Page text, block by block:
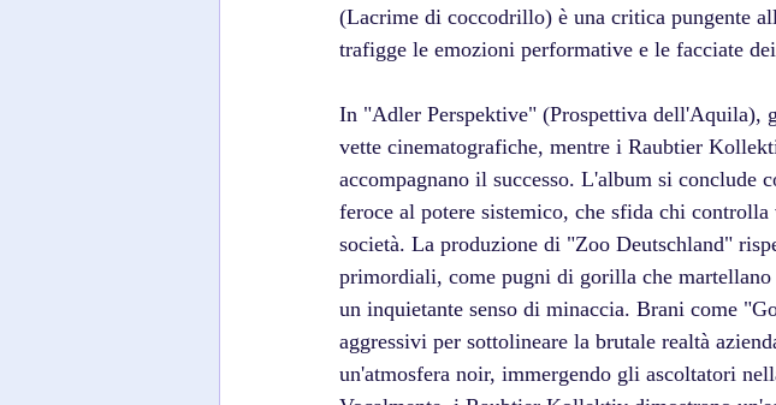
(Lacrime di coccodrillo) è una critica pungente
trafigge le emozioni performative e le facciate
In "Adler Perspektive" (Prospettiva dell'Aquila),
vette cinematografiche, mentre i Raubtier
accompagnano il successo. L'album si
feroce al potere sistemico, che sfida chi
società. La produzione di "Zoo Deutschland"
primordiali, come pugni di gorilla che
un inquietante senso di minaccia. Brani come
aggressivi per sottolineare la brutale realtà
un'atmosfera noir, immergendo gli ascoltatori